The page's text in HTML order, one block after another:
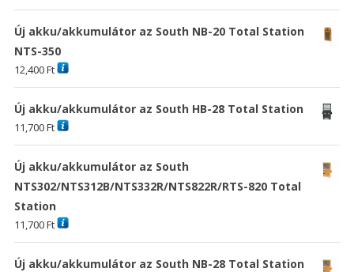
Új akku/akkumulátor az South NB-20 Total Station
NTS-350
12,400Ft
Új akku/akkumulátor az South HB-28 Total Station
11,700Ft
Új akku/akkumulátor az South
NTS302/NTS312B/NTS332R/NTS822R/RTS-820 Total
Station
11,700Ft
Új akku/akkumulátor az South NB-28 Total Station